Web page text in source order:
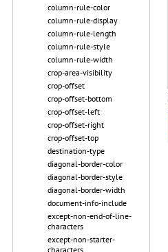
column-rule-color
column-rule-display
column-rule-length
column-rule-style
column-rule-width
crop-area-visibility
crop-offset
crop-offset-bottom
crop-offset-left
crop-offset-right
crop-offset-top
destination-type
diagonal-border-color
diagonal-border-style
diagonal-border-width
document-info-include
except-non-end-of-line-
characters
except-non-starter-
characters